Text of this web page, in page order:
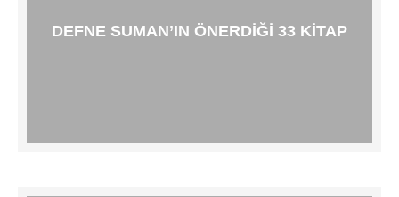
DEFNE SUMAN’IN ÖNERDIĞI 33 KITAP